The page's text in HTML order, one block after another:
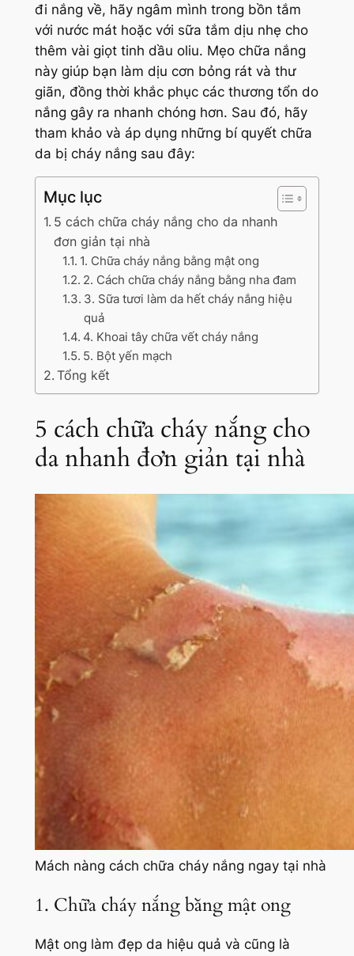
đi nắng về, hãy ngâm mình trong bồn tắm
với nước mát hoặc với sữa tắm dịu nhẹ cho
thêm vài giọt tinh dầu oliu. Mẹo chữa nắng
này giúp bạn làm dịu cơn bỏng rát và thư
giãn, đồng thời khắc phục các thương tổn do
nắng gây ra nhanh chóng hơn. Sau đó, hãy
tham khảo và áp dụng những bí quyết chữa
da bị cháy nắng sau đây:
Mục lục
5 cách chữa cháy nắng cho da nhanh
đơn giản tại nhà
1. Chữa cháy nắng bằng mật ong
2. Cách chữa cháy nắng bằng nha đam
3. Sữa tươi làm da hết cháy nắng hiệu
quả
4. Khoai tây chữa vết cháy nắng
5. Bột yến mạch
Tổng kết
5 cách chữa cháy nắng cho
da nhanh đơn giản tại nhà
Mách nàng cách chữa cháy nắng ngay tại nhà
1. Chữa cháy nắng bằng mật ong
Mật ong làm đẹp da hiệu quả và cũng là